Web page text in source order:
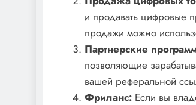
и продавать цифровые
продажи можно
Партнерские
позволяющие
вашей реферальной
Фриланс:Если вы